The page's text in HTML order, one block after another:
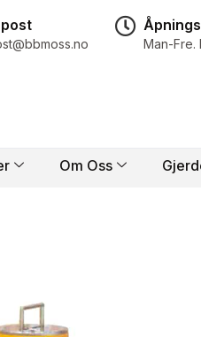
Man-Fre.
Om Oss